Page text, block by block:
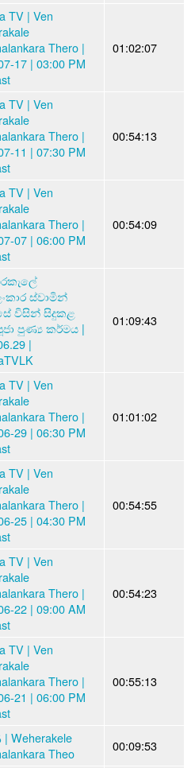
TV | Ven
Thero |
17 | 03:00 PM
01:02:07
TV | Ven
Thero |
11 | 07:30 PM
00:54:13
TV | Ven
Thero |
07 | 06:00 PM
00:54:09
ස්වාමින්
විසින් සිදුකළ
පුණ්‍ය කර්මය |
|
01:09:43
TV | Ven
Thero |
29 | 06:30 PM
01:01:02
TV | Ven
Thero |
25 | 04:30 PM
00:54:55
TV | Ven
Thero |
22 | 09:00 AM
00:54:23
TV | Ven
Thero |
21 | 06:00 PM
00:55:13
Weherakele
Theo
00:09:53